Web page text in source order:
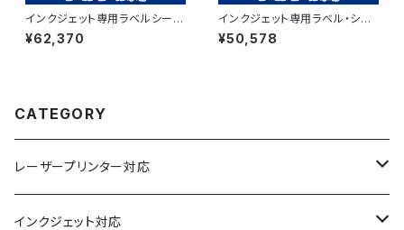
インクジェット専用ラベルシール
フィルム再剥離 A4-10面 500
枚 スーパーファイン T2Y5iDrs
¥62,370
インクジェット専用ラベル・シー
ル A4-8面カット コート紙
500枚 T2Y4iA
¥50,578
CATEGORY
レーザープリンター対応
上質紙
インクジェット対応